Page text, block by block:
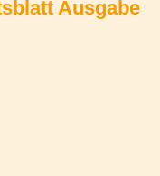
Ausgabe